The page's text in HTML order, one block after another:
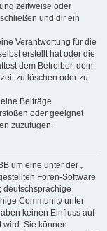
zeitweise oder
und dir ein
Verantwortung für die
erstellt hat oder die
dem Betreiber, dein
zu löschen oder zu
Beiträge
oder geeignet
zuzufügen.
um eine unter der „
Foren-Software
deutschsprachige
Community unter
keinen Einfluss auf
wird. Sie können